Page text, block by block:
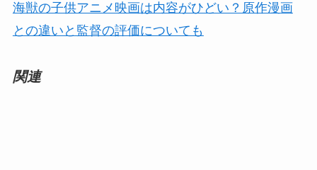
海獣の子供アニメ映画は内容がひどい？原作漫画
との違いと監督の評価についても
関連